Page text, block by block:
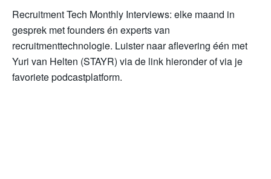
Recruitment Tech Monthly Interviews: elke maand in
gesprek met founders én experts van
recruitmenttechnologie. Luister naar aflevering één met
Yuri van Helten (STAYR) via de link hieronder of via je
favoriete podcastplatform.